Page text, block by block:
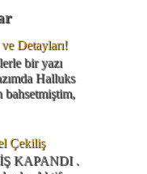
Detayları!
bir yazı
Halluks
bahsetmiştim,
Çekiliş
KAPANDI .